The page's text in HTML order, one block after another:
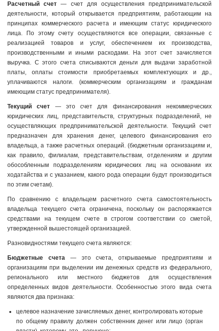
Расчетный счет — счет для осуществления предпринимательской
деятельности, который открывается предприятиям, работающим на
принципах коммерческого расчета и имеющим статус юридического
лица. По этому счету осуществляются все операции, связанные с
реализацией товаров и услуг, обеспечением их производства,
производственными и иными расходами. На этот счет зачисляется
выручка. С этого счета списываются деньги для выдачи заработной
платы, оплаты стоимости приобретаемых комплектующих и др.,
уплачиваются налоги. (коммерческим организациям и гражданам
имеющим статус предпринимателя).
Текущий счет — это счет для финансирования некоммерческих
юридических лиц, представительств, структурных подразделений, не
осуществляющих предпринимательской деятельности. Текущий счет
предназначен для хранения денег, целевого финансирования его
владельца, а также расчетных операций. (бюджетным организациям и,
как правило, филиалам, представительствам, отделениям и другим
обособленным подразделениям юридических лиц на основании их
ходатайства и с указанием, какого рода операции будут производиться
по этим счетам).
По сравнению с владельцем расчетного счета самостоятельность
владельца текущего счета ограничена, поскольку он распоряжается
средствами на текущем счете в строгом соответствии со сметой,
утвержденной вышестоящей организацией.
Разновидностями текущего счета являются:
Бюджетные счета— это счета, открываемые предприятиям и
организациям при выделении им денежных средств из федерального,
регионального или местного бюджетов для осуществления
определенных видов деятельности. Особенностью этого вида счета
являются два признака:
целевое назначение зачисляемых денег, контролировать которые
по общему правилу должен собственник денег или лицо (орган